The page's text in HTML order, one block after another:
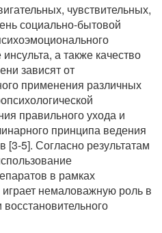
чувствительных,
социально-бытовой
а также качество
зависят от
применения различных
правильного ухода и
принципа ведения
[3-5]. Согласно результатам
в рамках
немаловажную роль в